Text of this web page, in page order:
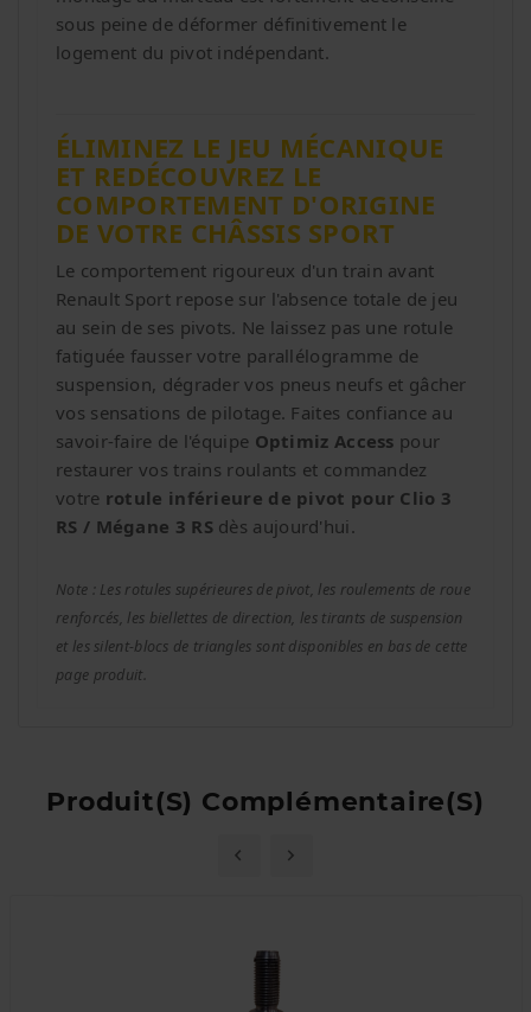
sous peine de déformer définitivement le
logement du pivot indépendant.
ÉLIMINEZ LE JEU MÉCANIQUE
ET REDÉCOUVREZ LE
COMPORTEMENT D'ORIGINE
DE VOTRE CHÂSSIS SPORT
Le comportement rigoureux d'un train avant
Renault Sport repose sur l'absence totale de jeu
au sein de ses pivots. Ne laissez pas une rotule
fatiguée fausser votre parallélogramme de
suspension, dégrader vos pneus neufs et gâcher
vos sensations de pilotage. Faites confiance au
savoir-faire de l'équipe Optimiz Access pour
restaurer vos trains roulants et commandez
votre rotule inférieure de pivot pour Clio 3
RS / Mégane 3 RSdès aujourd'hui.
Note : Les rotules supérieures de pivot, les roulements de roue
renforcés, les biellettes de direction, les tirants de suspension
et les silent-blocs de triangles sont disponibles en bas de cette
page produit.
Produit(s) Complémentaire(s)